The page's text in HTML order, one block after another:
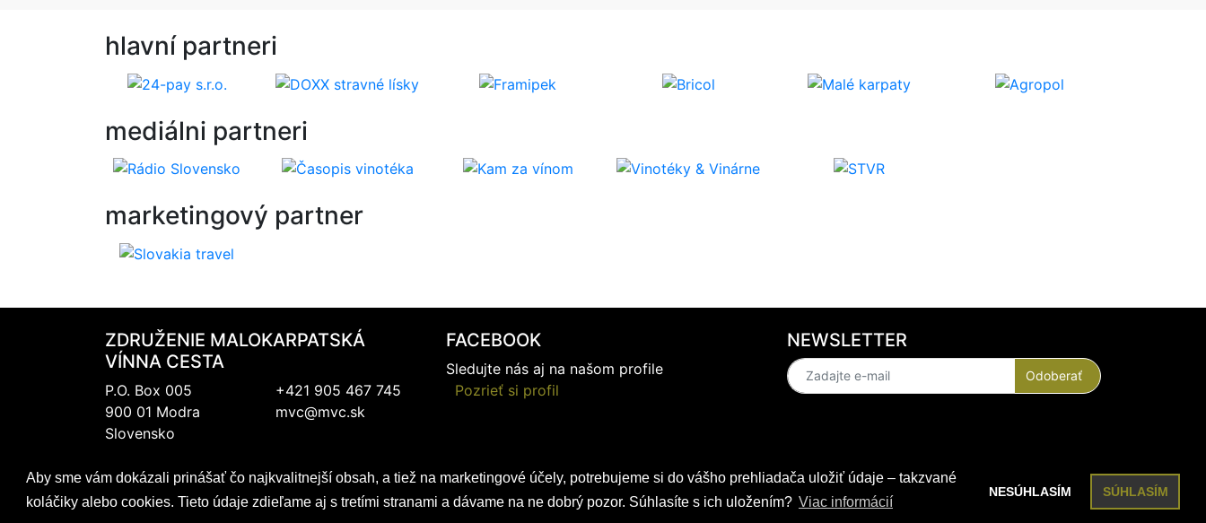
Aby sme vám dokázali prinášať čo najkvalitnejší obsah, a tiež na marketingové účely, potrebujeme si do vášho prehliadača uložiť údaje – takzvané
koláčiky alebo cookies. Tieto údaje zdieľame aj s tretími stranami a dávame na ne dobrý pozor. Súhlasíte s ich uložením? Viac informácií
NESÚHLASÍM SÚHLASÍM
hlavnípartneri
mediálni partneri
marketingový partner
ZDRUŽENIE MALOKARPATSKÁ
VÍNNA CESTA
P.O. Box 005
900 01 Modra
Slovensko
IČO: 317 69 489
DIČ:202 0988 706
+421 905 467 745
mvc@mvc.sk
FACEBOOK
Sledujte nás aj na našom profile
Pozrieť si profil
NEWSLETTER
Odoberať